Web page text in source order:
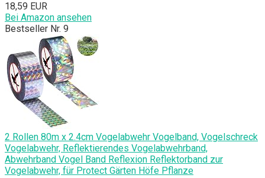
18,59 EUR
Bei Amazon ansehen
Bestseller Nr. 9
2 Rollen 80m x 2.4cm Vogelabwehr Vogelband, Vogelschreck
Vogelabwehr, Reflektierendes Vogelabwehrband,
Abwehrband Vogel Band Reflexion Reflektorband zur
Vogelabwehr, für Protect Gärten Höfe Pflanze